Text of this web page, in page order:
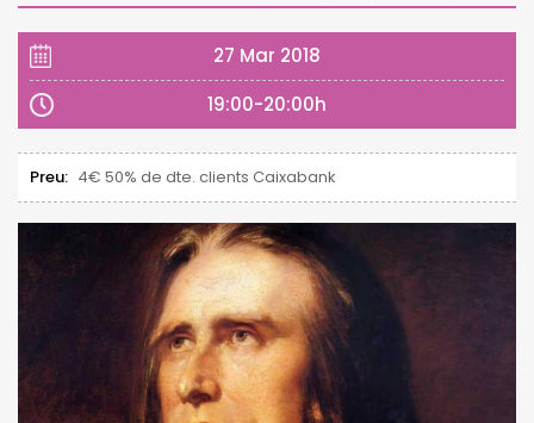
27 Mar 2018
19:00-20:00h
Preu: 4€ 50% de dte. clients Caixabank